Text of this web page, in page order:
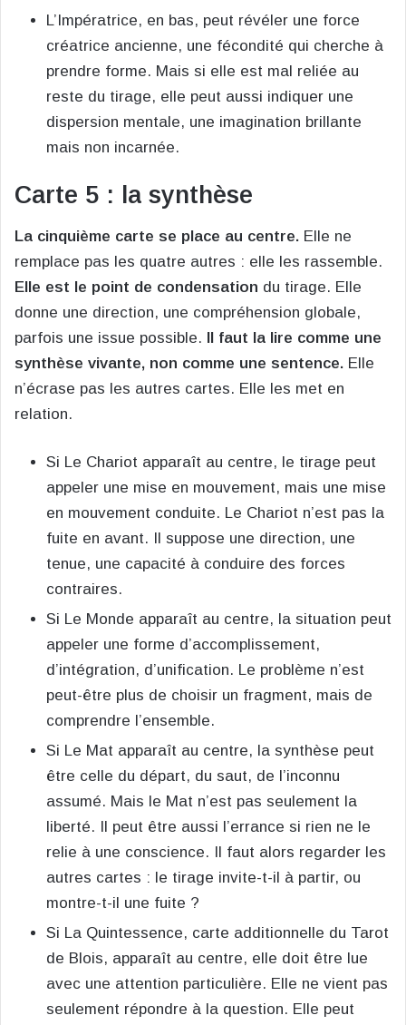
L’Impératrice, en bas, peut révéler une force
créatrice ancienne, une fécondité qui cherche à
prendre forme. Mais si elle est mal reliée au
reste du tirage, elle peut aussi indiquer une
dispersion mentale, une imagination brillante
mais non incarnée.
Carte 5 : la synthèse
La cinquième carte se place au centre. Elle ne
remplace pas les quatre autres : elle les rassemble.
Elle est le point de condensation du tirage. Elle
donne une direction, une compréhension globale,
parfois une issue possible. Il faut la lire comme une
synthèse vivante, non comme une sentence. Elle
n’écrase pas les autres cartes. Elle les met en
relation.
Si Le Chariot apparaît au centre, le tirage peut
appeler une mise en mouvement, mais une mise
en mouvement conduite. Le Chariot n’est pas la
fuite en avant. Il suppose une direction, une
tenue, une capacité à conduire des forces
contraires.
Si Le Monde apparaît au centre, la situation peut
appeler une forme d’accomplissement,
d’intégration, d’unification. Le problème n’est
peut-être plus de choisir un fragment, mais de
comprendre l’ensemble.
Si Le Mat apparaît au centre, la synthèse peut
être celle du départ, du saut, de l’inconnu
assumé. Mais le Mat n’est pas seulement la
liberté. Il peut être aussi l’errance si rien ne le
relie à une conscience. Il faut alors regarder les
autres cartes : le tirage invite-t-il à partir, ou
montre-t-il une fuite ?
Si La Quintessence, carte additionnelle du Tarot
de Blois, apparaît au centre, elle doit être lue
avec une attention particulière. Elle ne vient pas
seulement répondre à la question. Elle peut